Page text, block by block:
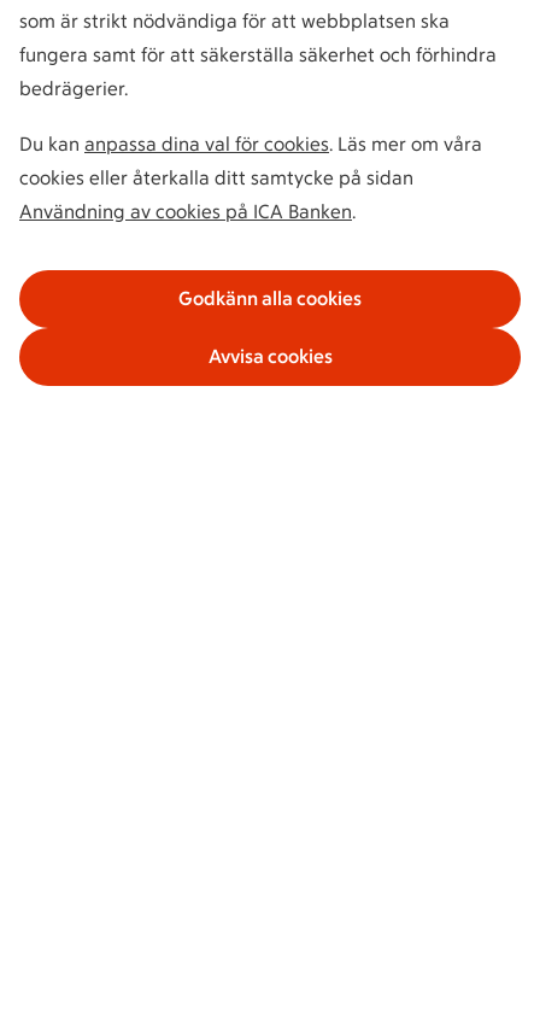
som är strikt nödvändiga för att webbplatsen ska
fungera samt för att säkerställa säkerhet och förhindra
bedrägerier.
Du kan anpassa dina val för cookies. Läs mer om våra
cookies eller återkalla ditt samtycke på sidan
Användning av cookies på ICA Banken.
Godkänn alla cookies
Avvisa cookies